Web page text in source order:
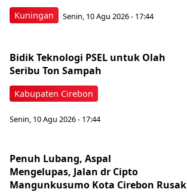
Kuningan Senin, 10 Agu 2026 - 17:44
Kabupaten Cirebon
Bidik Teknologi PSEL untuk Olah
Seribu Ton Sampah
Senin, 10 Agu 2026 - 17:44
Penuh Lubang, Aspal
Mengelupas, Jalan dr Cipto
Mangunkusumo Kota Cirebon Rusak